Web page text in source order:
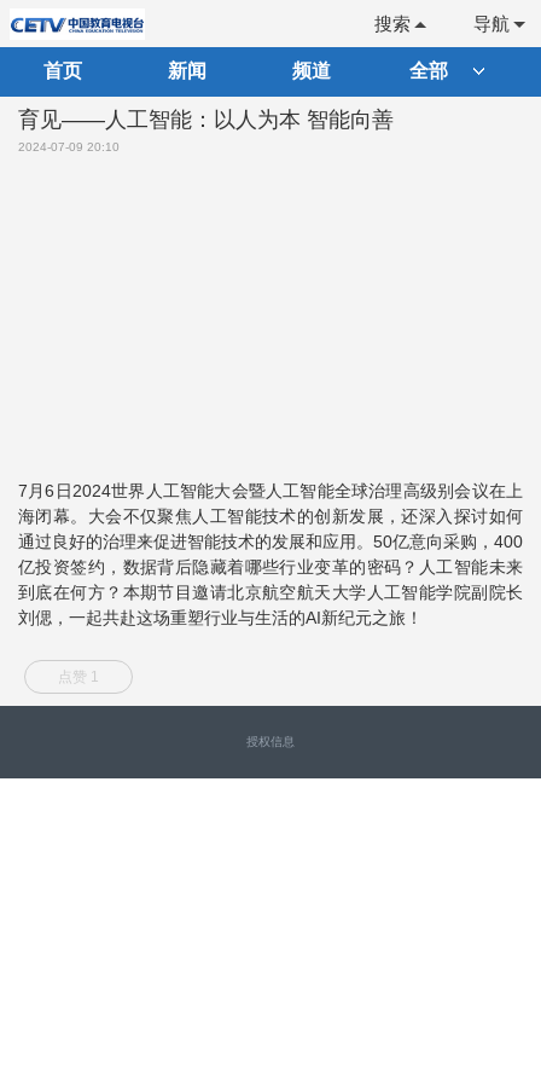
导航
搜索
首页 新闻 频道 全部
育见——人工智能：以人为本 智能向善
2024-07-09 20:10
7月6日2024世界人工智能大会暨人工智能全球治理高级别会议在上
海闭幕。大会不仅聚焦人工智能技术的创新发展，还深入探讨如何
通过良好的治理来促进智能技术的发展和应用。50亿意向采购，400
亿投资签约，数据背后隐藏着哪些行业变革的密码？人工智能未来
到底在何方？本期节目邀请北京航空航天大学人工智能学院副院长
刘偲，一起共赴这场重塑行业与生活的AI新纪元之旅！
点赞 1
授权信息